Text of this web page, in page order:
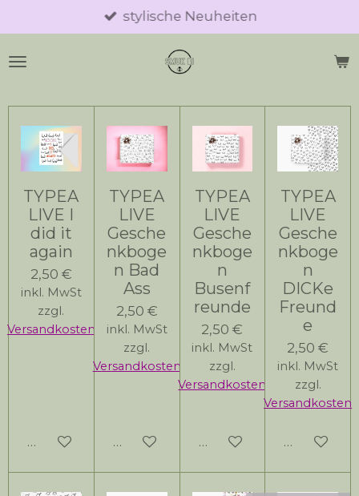
Hauptinhalt
springen
stylische Neuheiten
TYPEA
LIVE I
did it
again
2,50 €
inkl. MwSt
zzgl.
Versandkosten
In den Warenkorb
TYPEA
LIVE
Gesche
nkboge
n Bad
Ass
2,50 €
inkl. MwSt
zzgl.
Versandkosten
In den Warenkorb
TYPEA
LIVE
Gesche
nkboge
n
Busenf
reunde
2,50 €
inkl. MwSt
zzgl.
Versandkosten
In den Warenkorb
TYPEA
LIVE
Gesche
nkboge
n
DICKe
Freund
e
2,50 €
inkl. MwSt
zzgl.
Versandkosten
In den